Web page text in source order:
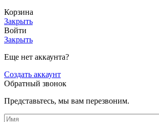
Корзина
Закрыть
Войти
Закрыть
Еще нет аккаунта?
Создать аккаунт
Обратный звонок
Представьтесь, мы вам перезвоним.